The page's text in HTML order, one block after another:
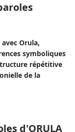
Orula,
symboliques
répétitive
de la
d'ORULA